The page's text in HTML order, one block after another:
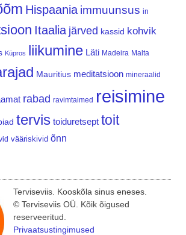
Hispaania immuunsus in
Itaalia järved kassid kohvik
Küpros liikumine Läti Madeira Malta
Mauritius meditatsioon mineraalid
rabad ravimtaimed reisimine
tervis toiduretsept toit
vääriskivid õnn
Terviseviis. Kooskõla sinus eneses.
© Terviseviis OÜ. Kõik õigused
reserveeritud.
Privaatsustingimused